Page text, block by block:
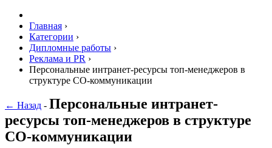
Главная ›
Категории ›
Дипломные работы ›
Реклама и PR ›
Персональные интранет-ресурсы топ-менеджеров в
структуре СО-коммуникации
← Назад - Персональные интранет-
ресурсы топ-менеджеров в структуре
СО-коммуникации